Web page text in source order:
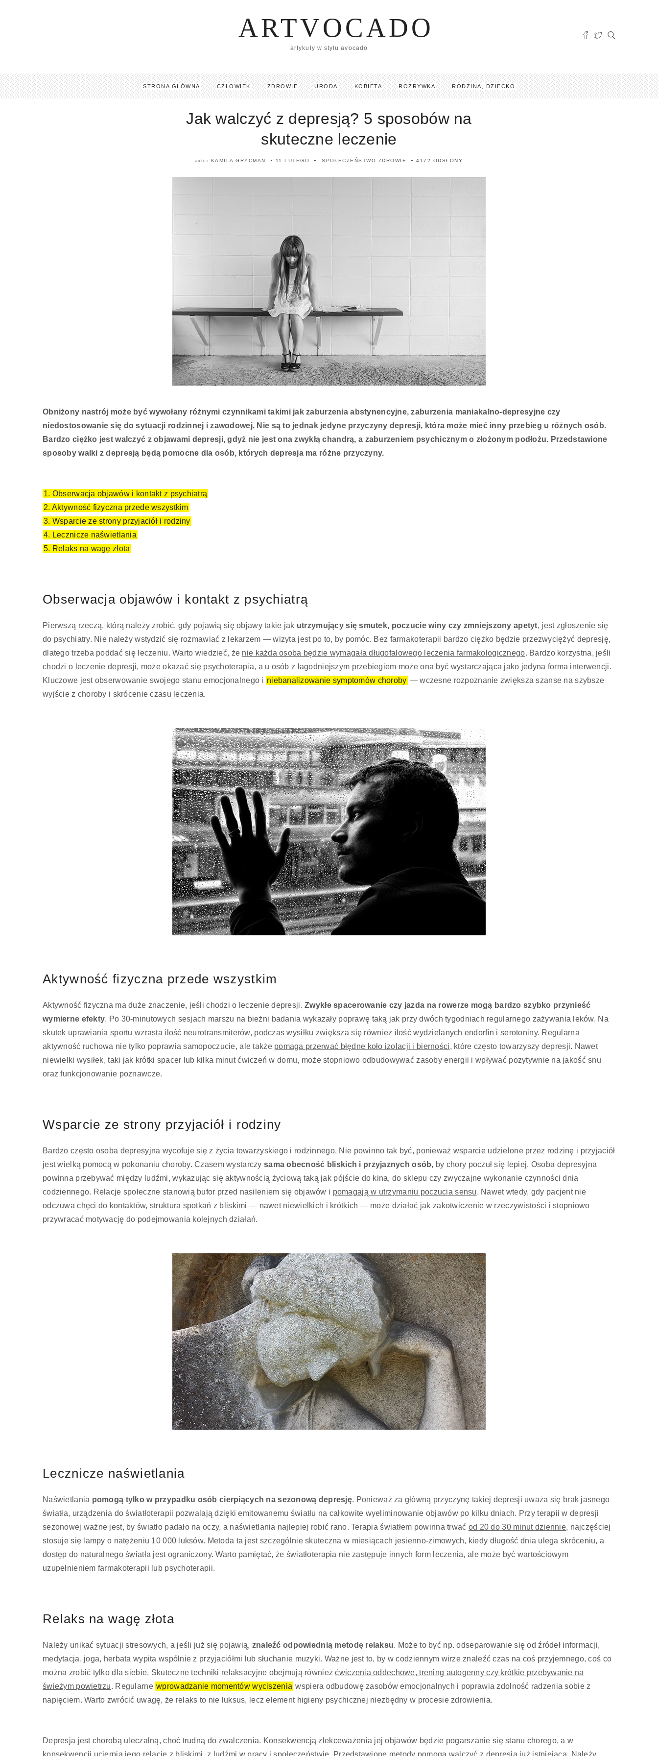
ARTVOCADO
artykuły w stylu avocado
STRONA GŁÓWNA CZŁOWIEK ZDROWIE URODA KOBIETA ROZRYWKA RODZINA, DZIECKO
Jak walczyć z depresją? 5 sposobów na
skuteczne leczenie
autor KAMILA GRYCMAN 11 LUTEGO SPOŁECZEŃSTWO ZDROWIE 4172 ODSŁONY
Obniżony nastrój może być wywołany różnymi czynnikami takimi jak zaburzenia abstynencyjne, zaburzenia maniakalno-depresyjne czy
niedostosowanie się do sytuacji rodzinnej i zawodowej. Nie są to jednak jedyne przyczyny depresji, która może mieć inny przebieg u różnych osób.
Bardzo ciężko jest walczyć z objawami depresji, gdyż nie jest ona zwykłą chandrą, a zaburzeniem psychicznym o złożonym podłożu. Przedstawione
sposoby walki z depresją będą pomocne dla osób, których depresja ma różne przyczyny.
1. Obserwacja objawów i kontakt z psychiatrą
2. Aktywność fizyczna przede wszystkim
3. Wsparcie ze strony przyjaciół i rodziny
4. Lecznicze naświetlania
5. Relaks na wagę złota
Obserwacja objawów i kontakt z psychiatrą
Pierwszą rzeczą, którą należy zrobić, gdy pojawią się objawy takie jak utrzymujący się smutek, poczucie winy czy zmniejszony apetyt, jest zgłoszenie się
do psychiatry. Nie należy wstydzić się rozmawiać z lekarzem — wizyta jest po to, by pomóc. Bez farmakoterapii bardzo ciężko będzie przezwyciężyć depresję,
dlatego trzeba poddać się leczeniu. Warto wiedzieć, że nie każda osoba będzie wymagała długofalowego leczenia farmakologicznego. Bardzo korzystna, jeśli
chodzi o leczenie depresji, może okazać się psychoterapia, a u osób z łagodniejszym przebiegiem może ona być wystarczająca jako jedyna forma interwencji.
Kluczowe jest obserwowanie swojego stanu emocjonalnego i niebanalizowanie symptomów choroby — wczesne rozpoznanie zwiększa szanse na szybsze
wyjście z choroby i skrócenie czasu leczenia.
Aktywność fizyczna przede wszystkim
Aktywność fizyczna ma duże znaczenie, jeśli chodzi o leczenie depresji.Zwykłe spacerowanie czy jazda na rowerze mogą bardzo szybko przynieść
wymierne efekty. Po 30-minutowych sesjach marszu na bieżni badania wykazały poprawę taką jak przy dwóch tygodniach regularnego zażywania leków. Na
skutek uprawiania sportu wzrasta ilość neurotransmiterów, podczas wysiłku zwiększa się również ilość wydzielanych endorfin i serotoniny. Regularna
aktywność ruchowa nie tylko poprawia samopoczucie, ale także pomaga przerwać błędne koło izolacji i bierności, które często towarzyszy depresji. Nawet
niewielki wysiłek, taki jak krótki spacer lub kilka minut ćwiczeń w domu, może stopniowo odbudowywać zasoby energii i wpływać pozytywnie na jakość snu
oraz funkcjonowanie poznawcze.
Wsparcie ze strony przyjaciół i rodziny
Bardzo często osoba depresyjna wycofuje się z życia towarzyskiego i rodzinnego. Nie powinno tak być, ponieważ wsparcie udzielone przez rodzinę i przyjaciół
jest wielką pomocą w pokonaniu choroby. Czasem wystarczy sama obecność bliskich i przyjaznych osób, by chory poczuł się lepiej. Osoba depresyjna
powinna przebywać między ludźmi, wykazując się aktywnością życiową taką jak pójście do kina, do sklepu czy zwyczajne wykonanie czynności dnia
codziennego. Relacje społeczne stanowią bufor przed nasileniem się objawów i pomagają w utrzymaniu poczucia sensu. Nawet wtedy, gdy pacjent nie
odczuwa chęci do kontaktów, struktura spotkań z bliskimi — nawet niewielkich i krótkich — może działać jak zakotwiczenie w rzeczywistości i stopniowo
przywracać motywację do podejmowania kolejnych działań.
Lecznicze naświetlania
Naświetlania pomogą tylko w przypadku osób cierpiących na sezonową depresję. Ponieważ za główną przyczynę takiej depresji uważa się brak jasnego
światła, urządzenia do światłoterapii pozwalają dzięki emitowanemu światłu na całkowite wyeliminowanie objawów po kilku dniach. Przy terapii w depresji
sezonowej ważne jest, by światło padało na oczy, a naświetlania najlepiej robić rano. Terapia światłem powinna trwać od 20 do 30 minut dziennie, najczęściej
stosuje się lampy o natężeniu 10 000 luksów. Metoda ta jest szczególnie skuteczna w miesiącach jesienno-zimowych, kiedy długość dnia ulega skróceniu, a
dostęp do naturalnego światła jest ograniczony. Warto pamiętać, że światłoterapia nie zastępuje innych form leczenia, ale może być wartościowym
uzupełnieniem farmakoterapii lub psychoterapii.
Relaks na wagę złota
Należy unikać sytuacji stresowych, a jeśli już się pojawią, znaleźć odpowiednią metodę relaksu. Może to być np. odseparowanie się od źródeł informacji,
medytacja, joga, herbata wypita wspólnie z przyjaciółmi lub słuchanie muzyki. Ważne jest to, by w codziennym wirze znaleźć czas na coś przyjemnego, coś co
można zrobić tylko dla siebie. Skuteczne techniki relaksacyjne obejmują równieżćwiczenia oddechowe, trening autogenny czy krótkie przebywanie na
świeżym powietrzu. Regularne wprowadzanie momentów wyciszenia wspiera odbudowę zasobów emocjonalnych i poprawia zdolność radzenia sobie z
napięciem. Warto zwrócić uwagę, że relaks to nie luksus, lecz element higieny psychicznej niezbędny w procesie zdrowienia.
Depresja jest chorobą uleczalną, choć trudną do zwalczenia. Konsekwencją zlekceważenia jej objawów będzie pogarszanie się stanu chorego, a w
konsekwencji ucierpią jego relacje z bliskimi, z ludźmi w pracy i społeczeństwie. Przedstawione metody pomogą walczyć z depresją już istniejącą. Należy